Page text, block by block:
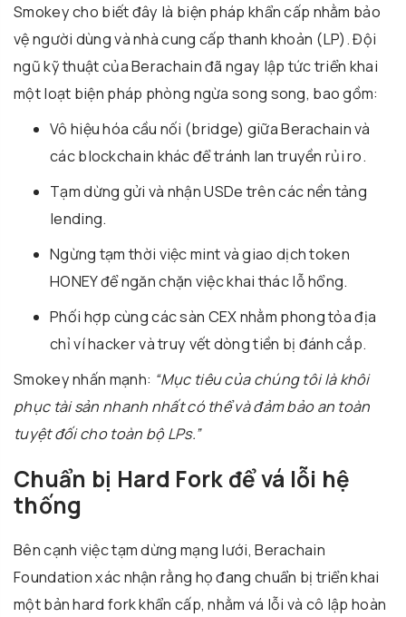
Smokey cho biết đây là biện pháp khẩn cấp nhằm bảo
vệ người dùng và nhà cung cấp thanh khoản (LP). Đội
ngũ kỹ thuật của Berachain đã ngay lập tức triển khai
một loạt biện pháp phòng ngừa song song, bao gồm:
Vô hiệu hóa cầu nối (bridge) giữa Berachain và
các blockchain khác để tránh lan truyền rủi ro.
Tạm dừng gửi và nhận USDe trên các nền tảng
lending.
Ngừng tạm thời việc mint và giao dịch token
HONEY để ngăn chặn việc khai thác lỗ hổng.
Phối hợp cùng các sàn CEX nhằm phong tỏa địa
chỉ ví hacker và truy vết dòng tiền bị đánh cắp.
Smokey nhấn mạnh: “Mục tiêu của chúng tôi là khôi
phục tài sản nhanh nhất có thể và đảm bảo an toàn
tuyệt đối cho toàn bộ LPs.”
Chuẩn bị Hard Fork để vá lỗi hệ
thống
Bên cạnh việc tạm dừng mạng lưới, Berachain
Foundation xác nhận rằng họ đang chuẩn bị triển khai
một bản hard fork khẩn cấp, nhằm vá lỗi và cô lập hoàn